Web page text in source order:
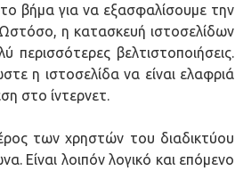
βήμα για να εξασφαλίσουμε την
η κατασκευή ιστοσελίδων
περισσότερες βελτιστοποιήσεις.
η ιστοσελίδα να είναι ελαφριά
στο ίντερνετ.
των χρηστών του διαδικτύου
Είναι λοιπόν λογικό και επόμενο